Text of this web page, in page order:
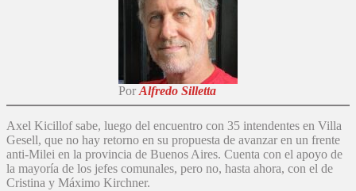
Por Alfredo Silletta
Axel Kicillof sabe, luego del encuentro con 35 intendentes en Villa
Gesell, que no hay retorno en su propuesta de avanzar en un frente
anti-Milei en la provincia de Buenos Aires. Cuenta con el apoyo de
la mayoría de los jefes comunales, pero no, hasta ahora, con el de
Cristina y Máximo Kirchner.